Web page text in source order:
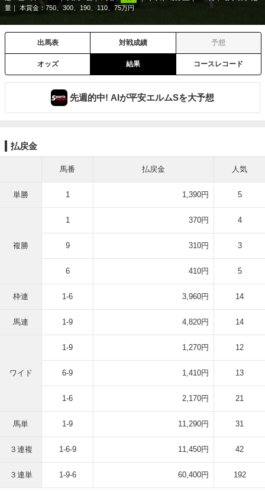
量
本賞金：750、300、190、110、75万円
出馬表 対戦成績 予想
オッズ 結果 コースレコード
先週的中! AIが平安エルムSを大予想
払戻金
馬番 払戻金 人気
単勝 1 1,390円 5
複勝
1 370円 4
9 310円 3
6 410円 5
枠連 1-6 3,960円 14
馬連 1-9 4,820円 14
ワイド
1-9 1,270円 12
6-9 1,410円 13
1-6 2,170円 21
馬単 1-9 11,290円 31
３連複 1-6-9 11,450円 42
３連単 1-9-6 60,400円 192